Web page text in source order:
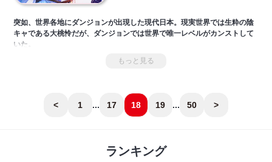
突如、世界各地にダンジョンが出現した現代日本。現実世界では生粋の陰
キャである大桃怜だが、ダンジョンでは世界で唯一レベルがカンストして
いた。
社会との関わりを絶ってひたすらダンジョンにのめり込んでいた怜は、あ
る日、チャンネル登録者1000万人の美少女有名配信者・ユリアの危機を救
に、裏社会や国までもを巻き込んだダンジョンのさらなる秘密へと巻き込
まれていく！
もっと見る
< 1 ... 17 18 19 ... 50 >
ランキング